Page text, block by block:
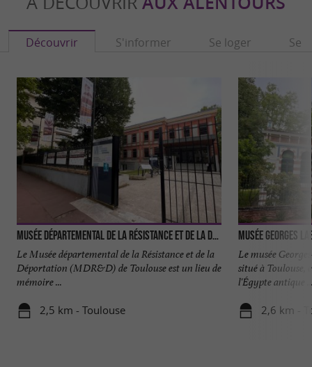
Découvrir S'informer Se loger Se
Musée Départemental de la Résistance et de la Déportation
Le Musée départemental de la Résistance et de la
Déportation (MDR&D) de Toulouse est un lieu de
mémoire ...
2,5 km - Toulouse
Musée Georges
Le musée
situé à Toulouse,
l'Égypte antique
2,6 km -